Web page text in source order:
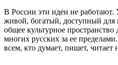
В России эти идеи не работают.
живой, богатый, доступный для
общее культурное
многих русских за ее
всем, кто думает, пишет, читает